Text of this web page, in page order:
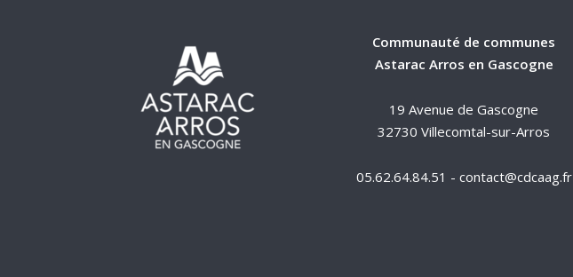
Communauté de communes
Astarac Arros en Gascogne
19 Avenue de Gascogne
32730 Villecomtal-sur-Arros
05.62.64.84.51 - contact@cdcaag.fr